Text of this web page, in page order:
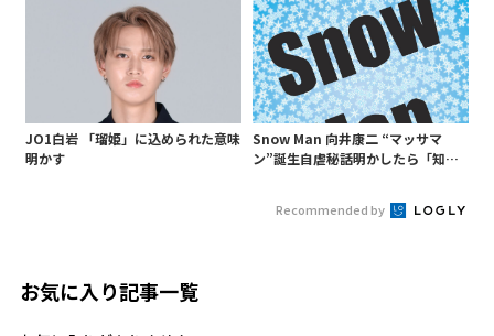
JO1白岩 「瑠姫」に込められた意味
明かす
Snow Man 向井康二 “マッサマ
ン”誕生自虐秘話明かしたら「知ら
Recommended by
お気に入り記事一覧